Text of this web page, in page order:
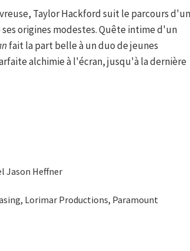
Taylor Hackford suit le parcours d'un
origines modestes. Quête intime d'un
fait la part belle à un duo de jeunes
alchimie à l'écran, jusqu'à la dernière
Jason Heffner
Lorimar Productions, Paramount